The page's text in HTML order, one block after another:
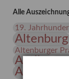
Alle
19.
Altenburg
Altenburger
Antike